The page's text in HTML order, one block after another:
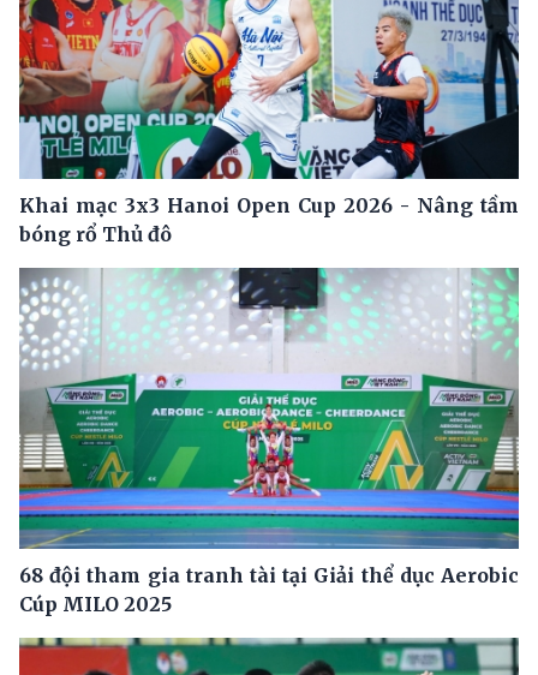
Khai mạc 3x3 Hanoi Open Cup 2026 - Nâng tầm
bóng rổ Thủ đô
68 đội tham gia tranh tài tại Giải thể dục Aerobic
Cúp MILO 2025